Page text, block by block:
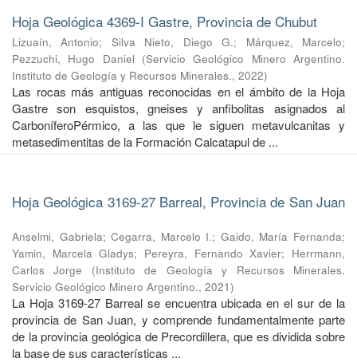
Hoja Geológica 4369-I Gastre, Provincia de Chubut
Lizuaín, Antonio; Silva Nieto, Diego G.; Márquez, Marcelo;
Pezzuchi, Hugo Daniel (Servicio Geológico Minero Argentino.
Instituto de Geología y Recursos Minerales., 2022)
Las rocas más antiguas reconocidas en el ámbito de la Hoja
Gastre son esquistos, gneises y anfibolitas asignados al
CarboníferoPérmico, a las que le siguen metavulcanitas y
metasedimentitas de la Formación Calcatapul de ...
Hoja Geológica 3169-27 Barreal, Provincia de San Juan
Anselmi, Gabriela;Cegarra, Marcelo I.; Gaido, María Fernanda;
Yamin, Marcela Gladys; Pereyra, Fernando Xavier; Herrmann,
Carlos Jorge
(Instituto de Geología y Recursos Minerales.
Servicio Geológico Minero Argentino., 2021)
La Hoja 3169-27 Barreal se encuentra ubicada en el sur de la
provincia de San Juan, y comprende fundamentalmente parte
de la provincia geológica de Precordillera, que es dividida sobre
la base de sus características ...